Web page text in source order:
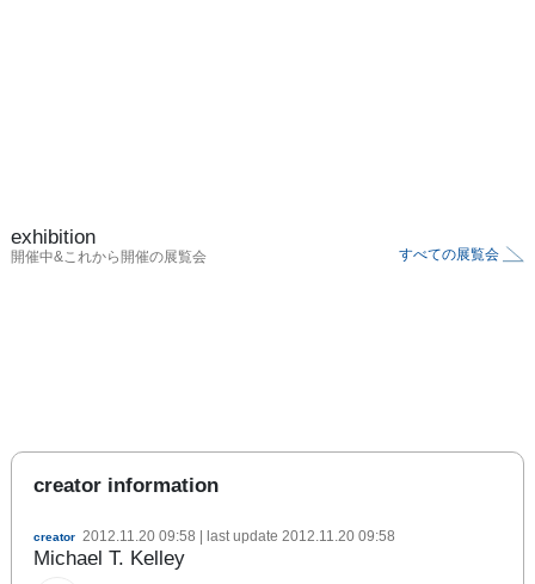
exhibition
開催中&これから開催の展覧会 すべての展覧会
creator information
creator 2012.11.20 09:58 | last update 2012.11.20 09:58
Michael T. Kelley